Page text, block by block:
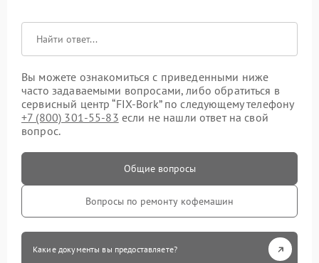
Вы можете ознакомиться с приведенными ниже
часто задаваемыми вопросами, либо обратиться в
сервисный центр “FIX-Bork” по следующему телефону
+7 (800) 301-55-83 если не нашли ответ на свой
вопрос.
Общие вопросы
Вопросы по ремонту кофемашин
Какие документы вы предоставляете?